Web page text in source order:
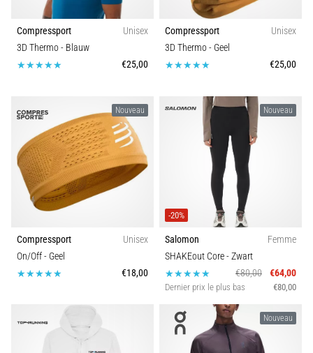
le
nom
de
la
bandelette
ilio-
tibiale
(SBIT),
6. 8. 2026
10 min. de lecture
chaussures
Compressport
Unisex
3D Thermo- Blauw
€25,00
Compressport
Unisex
3D Thermo- Geel
€25,00
Nouveau
Compressport
Unisex
On/Off- Geel
€18,00
Nouveau
-20%
Salomon
Femme
SHAKEout Core- Zwart
€80,00
€64,00
Dernier prix le plus bas €80,00
Nouveau